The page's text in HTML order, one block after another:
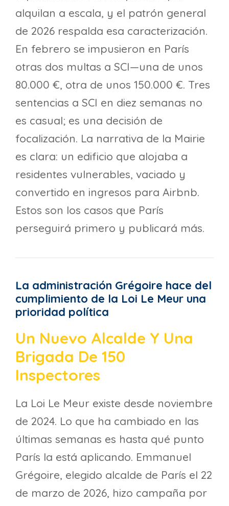
alquilan a escala, y el patrón general
de 2026 respalda esa caracterización.
En febrero se impusieron en París
otras dos multas a SCI—una de unos
80.000 €, otra de unos 150.000 €. Tres
sentencias a SCI en diez semanas no
es casual; es una decisión de
focalización. La narrativa de la Mairie
es clara: un edificio que alojaba a
residentes vulnerables, vaciado y
convertido en ingresos para Airbnb.
Estos son los casos que París
perseguirá primero y publicará más.
La administración Grégoire hace del
cumplimiento de la Loi Le Meur una
prioridad política
Un Nuevo Alcalde Y Una
Brigada De 150
Inspectores
La Loi Le Meur existe desde noviembre
de 2024. Lo que ha cambiado en las
últimas semanas es hasta qué punto
París la está aplicando. Emmanuel
Grégoire, elegido alcalde de París el 22
de marzo de 2026, hizo campaña por